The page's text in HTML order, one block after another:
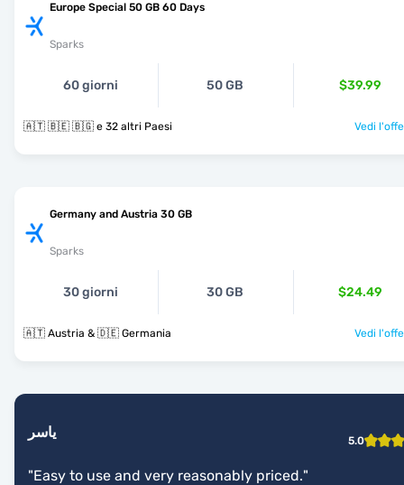
Europe Special 50 GB 60 Days
Sparks
60 giorni 50 GB $39.99
🇦🇹 🇧🇪 🇧🇬 e 32 altri Paesi Vedi
Germany and Austria 30 GB
Sparks
30 giorni 30 GB $24.49
🇦🇹 Austria & 🇩🇪 Germania Vedi
ياسر 5.0
"Easy to use and very reasonably priced."